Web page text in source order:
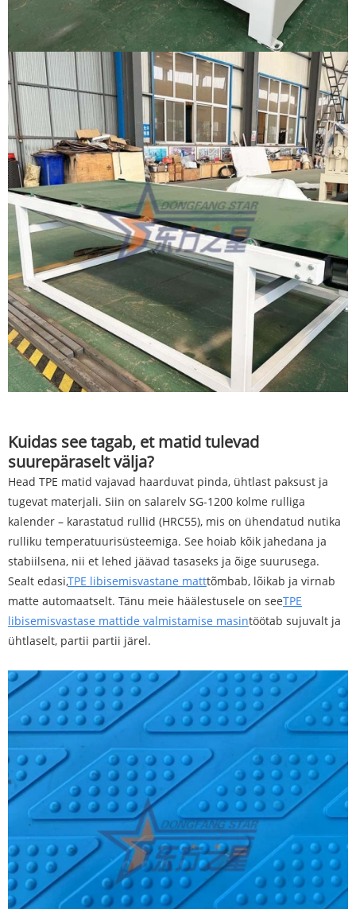
Kuidas see tagab, et matid tulevad
suurepäraselt välja?
Head TPE matid vajavad haarduvat pinda, ühtlast paksust ja
tugevat materjali. Siin on salarelv SG-1200 kolme rulliga
kalender – karastatud rullid (HRC55), mis on ühendatud nutika
rulliku temperatuurisüsteemiga. See hoiab kõik jahedana ja
stabiilsena, nii et lehed jäävad tasaseks ja õige suurusega.
Sealt edasi,TPE libisemisvastane matttõmbab, lõikab ja virnab
matte automaatselt. Tänu meie häälestusele on seeTPE
libisemisvastase mattide valmistamise masintöötab sujuvalt ja
ühtlaselt, partii partii järel.